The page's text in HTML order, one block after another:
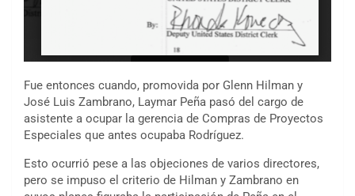
Fue entonces cuando, promovida por Glenn Hilman y
José Luis Zambrano, Laymar Peña pasó del cargo de
asistente a ocupar la gerencia de Compras de Proyectos
Especiales que antes ocupaba Rodríguez.
Esto ocurrió pese a las objeciones de varios directores,
pero se impuso el criterio de Hilman y Zambrano en